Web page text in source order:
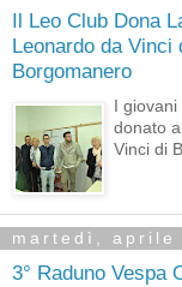
Il Leo Club Dona
Leonardo da Vinci
Borgomanero
I
donato
Vinci di
martedì, aprile
3° Raduno Vespa